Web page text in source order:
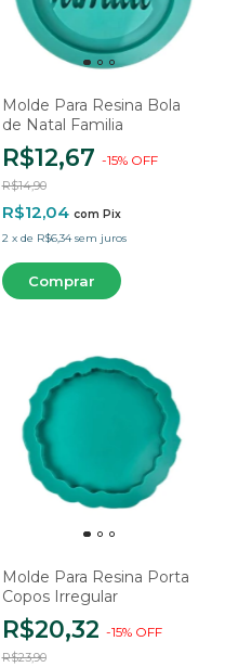
Molde Para Resina Bola
de Natal Familia
R$12,67 -15% OFF
R$14,90
R$12,04 com Pix
2 x de R$6,34 sem juros
Molde Para Resina Porta
Copos Irregular
R$20,32 -15% OFF
R$23,90